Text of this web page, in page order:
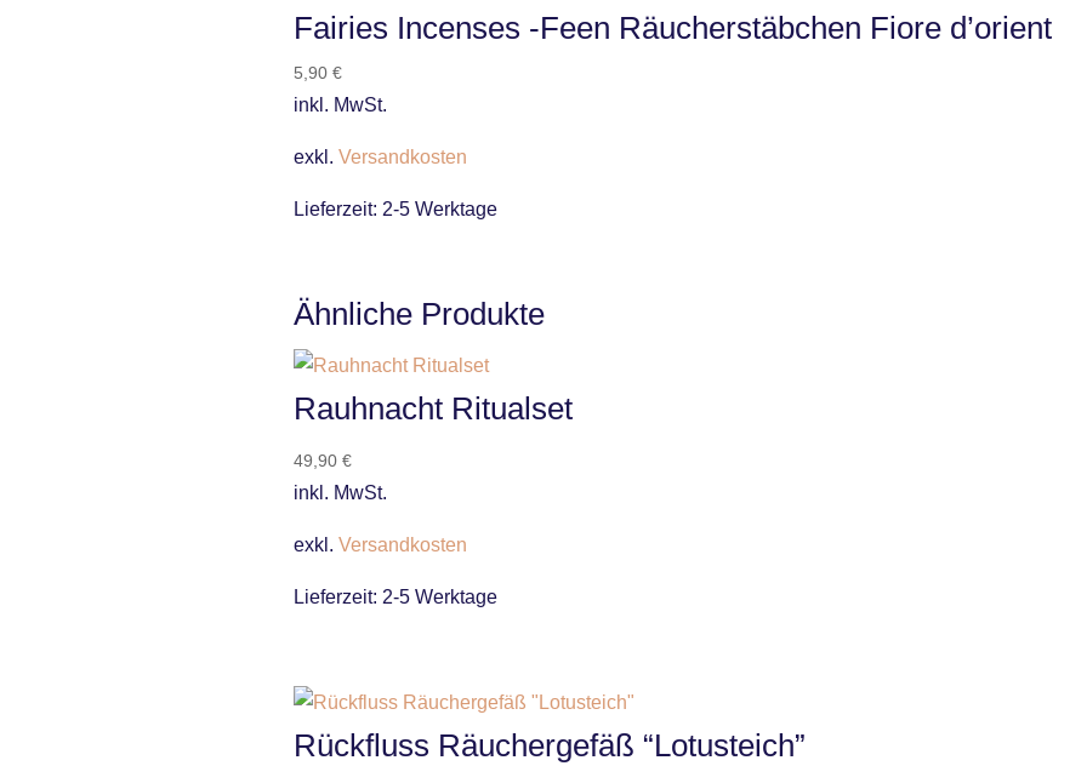
Fairies Incenses -Feen Räucherstäbchen Fiore d’orient
5,90 €
inkl. MwSt.
exkl. Versandkosten
Lieferzeit: 2-5 Werktage
Ähnliche Produkte
Rauhnacht Ritualset
49,90 €
inkl. MwSt.
exkl. Versandkosten
Lieferzeit: 2-5 Werktage
Rückfluss Räuchergefäß “Lotusteich”